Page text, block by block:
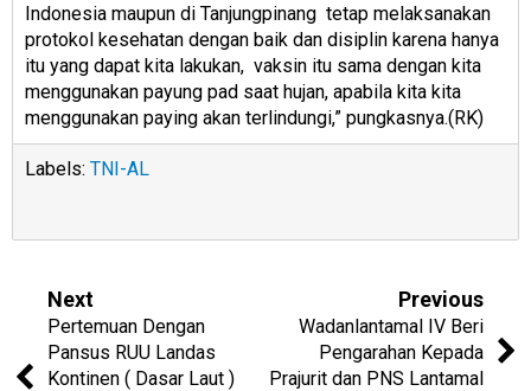
Indonesia maupun di Tanjungpinang tetap melaksanakan
protokol kesehatan dengan baik dan disiplin karena hanya
itu yang dapat kita lakukan, vaksin itu sama dengan kita
menggunakan payung pad saat hujan, apabila kita kita
menggunakan paying akan terlindungi,” pungkasnya.(RK)
Labels: TNI-AL
Next
Pertemuan Dengan
Pansus RUU Landas
Kontinen ( Dasar Laut )
Previous
Wadanlantamal IV Beri
Pengarahan Kepada
Prajurit dan PNS Lantamal